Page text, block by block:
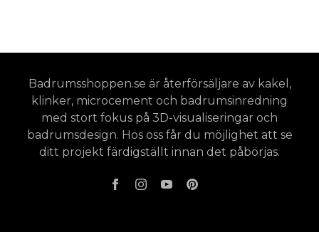
Badrumsshoppen.se är återförsäljare av kakel,
klinker, microcement och badrumsinredning
med stort fokus på 3D-visualiseringar och
badrumsdesign. Hos oss får du möjlighet att se
ditt projekt färdigställt innan det påbörjas.